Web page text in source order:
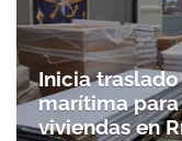
Inicia
marítima
viviendas en